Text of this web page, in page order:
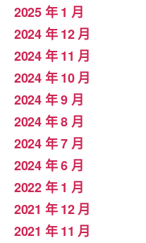
2025 年 1 月
2024 年 12 月
2024 年 11 月
2024 年 10 月
2024 年 9 月
2024 年 8 月
2024 年 7 月
2024 年 6 月
2022 年 1 月
2021 年 12 月
2021 年 11 月